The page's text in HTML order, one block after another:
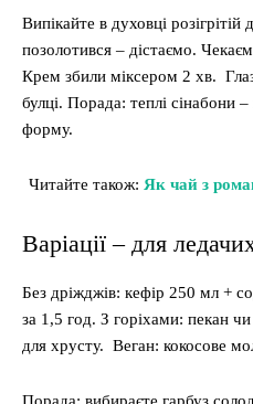
Випікайте в духовці
позолотився – дістаємо.
Крем збили міксером 2 хв.
булці. Порада: теплі сінабони
форму.
Читайте також: Як чай з
Варіації – для
Без дріжджів: кефір 250 мл +
за 1,5 год. З горіхами: пекан
для хрусту. Веган: кокосове